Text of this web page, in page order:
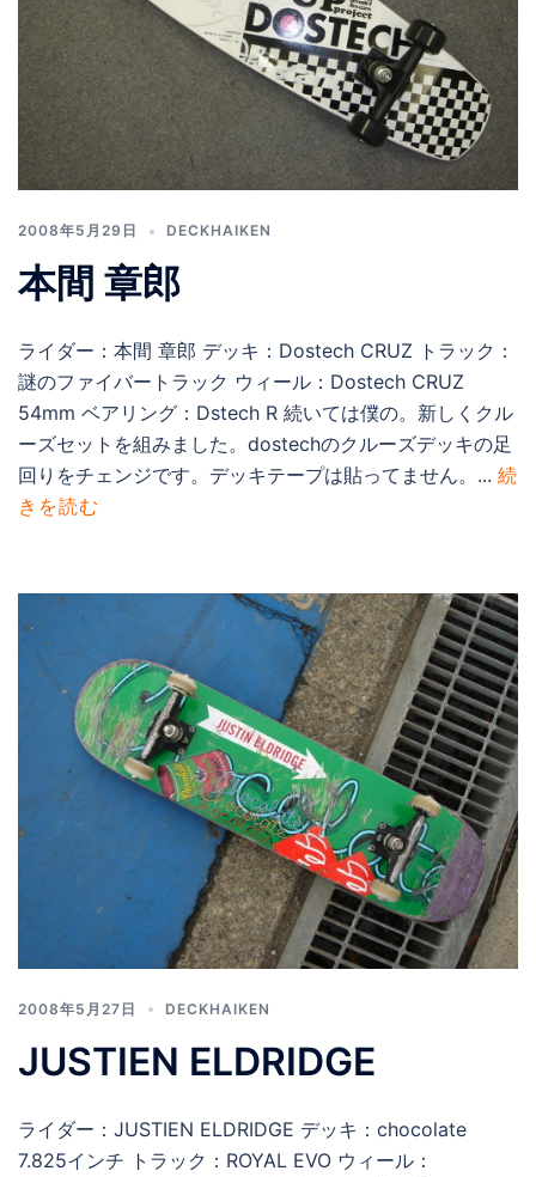
2008年5月29日 DECKHAIKEN
本間 章郎
ライダー：本間 章郎 デッキ：Dostech CRUZ トラック：
謎のファイバートラック ウィール：Dostech CRUZ
54mm ベアリング：Dstech R 続いては僕の。新しくクル
ーズセットを組みました。dostechのクルーズデッキの足
回りをチェンジです。デッキテープは貼ってません。... 続
きを読む
2008年5月27日 DECKHAIKEN
JUSTIEN ELDRIDGE
ライダー：JUSTIEN ELDRIDGE デッキ：chocolate
7.825インチ トラック：ROYAL EVO ウィール：